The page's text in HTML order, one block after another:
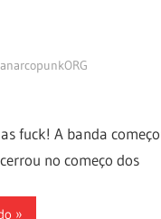
anarcopunkORG
fuck! A banda
no começo dos